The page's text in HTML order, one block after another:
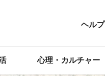
ヘルプ
心理・カルチャー